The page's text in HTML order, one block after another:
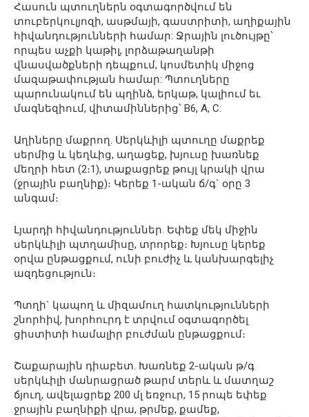
Հասուն պտուղներն օգտագործվում են
տուբերկուլյոզի, ասթմայի, գաստրիտի, աղիքային
հիվանդությունների համար: Ջրային լուծույթը՝
որպես աչքի կաթիլ, լորձաթաղանթի
վնասվածքների դեպքում, կոսմետիկ միջոց
մազաթափության համար: Պտուղները
պարունակում են պղինձ, երկաթ, կալիում եւ
մագնեզիում, վիտամիններից՝ B6, A, C:
Աղիները մաքրող. Սերկևիլի պտուղը մաքրեք
սերմից և կեղևից, աղացեք, խյուսը խառնեք
մեղրի հետ (2։1), տաքացրեք թույլ կրակի վրա
(ջրային բաղնիք)։ Կերեք 1-ական ճ/գ` օրը 3
անգամ։
Լյարդի հիվանդություններ. Եփեք մեկ միջին
սերկևիլի պտղամիսը, տրորեք։ Խյուսը կերեք
օրվա ընթացքում, ունի բուժիչ և կանխարգելիչ
ազդեցություն։
Պտղի` կապող և միզամուղ հատկությունների
շնորհիվ, խորհուրդ է տրվում օգտագործել
ցիստիտի համալիր բուժման ընթացքում։
Շաքարային դիաբետ. Խառնեք 2-ական թ/գ
սերկևիլի մանրացրած թարմ տերև և մատղաշ
ճյուղ, ավելացրեք 200 մլ եռջուր, 15 րոպե եփեք
ջրային բաղնիքի վրա, թրմեք, քամեք,